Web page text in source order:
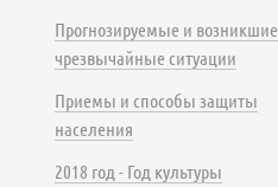
Прогнозируемые и возникшие
чрезвычайные ситуации
Приемы и способы защиты
населения
2018 год - Год культуры